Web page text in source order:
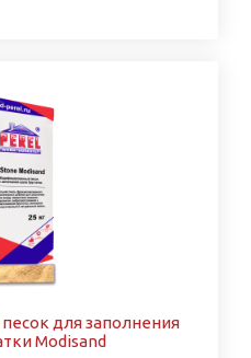
для заполнения
Modisand